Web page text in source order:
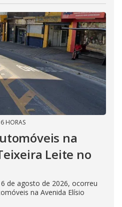
HORAS
na
Leite no
de agosto de 2026, ocorreu
na Avenida Elísio